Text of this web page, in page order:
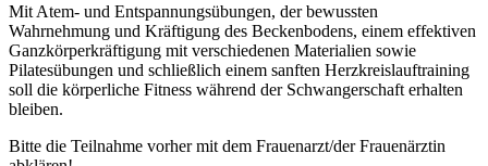
Mit Atem- und Entspannungsübungen, der bewussten
Wahrnehmung und Kräftigung des Beckenbodens, einem effektiven
Ganzkörperkräftigung mit verschiedenen Materialien sowie
Pilatesübungen und schließlich einem sanften Herzkreislauftraining
soll die körperliche Fitness während der Schwangerschaft erhalten
bleiben.
Bitte die Teilnahme vorher mit dem Frauenarzt/der Frauenärztin